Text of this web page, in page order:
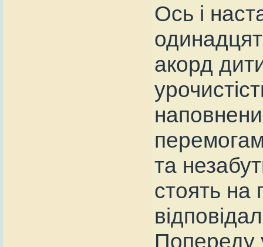
Ось і
акорд
та
стоять на
Попереду